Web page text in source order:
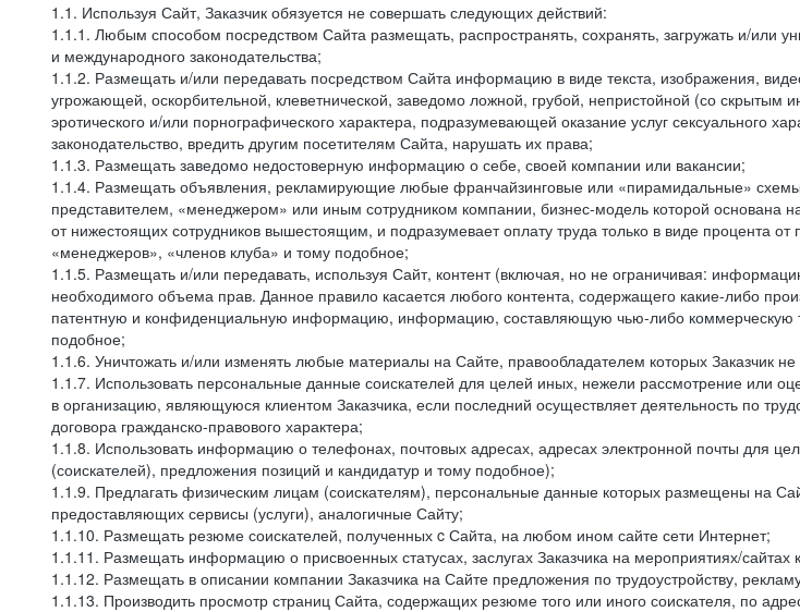
1.1. Используя Сайт, Заказчик обязуется не совершать следующих действий:
1.1.1. Любым способом посредством Сайта размещать, распространять, сохранять, загружать и/или
и международного законодательства;
1.1.2. Размещать и/или передавать посредством Сайта информацию в виде текста, изображения,
угрожающей, оскорбительной, клеветнической, заведомо ложной, грубой, непристойной (со
эротического и/или порнографического характера, подразумевающей оказание услуг
законодательство, вредить другим посетителям Сайта, нарушать их права;
1.1.3. Размещать заведомо недостоверную информацию о себе, своей компании или вакансии;
1.1.4. Размещать объявления, рекламирующие любые франчайзинговые или «пирамидальные»
представителем, «менеджером» или иным сотрудником компании, бизнес-модель которой основана
от нижестоящих сотрудников вышестоящим, и подразумевает оплату труда только в виде процента
«менеджеров», «членов клуба» и тому подобное;
1.1.5. Размещать и/или передавать, используя Сайт, контент (включая, но не ограничивая:
необходимого объема прав. Данное правило касается любого контента, содержащего какие-либо
патентную и конфиденциальную информацию, информацию, составляющую чью-либо коммерческую
подобное;
1.1.6. Уничтожать и/или изменять любые материалы на Сайте, правообладателем которых Заказчик не
1.1.7. Использовать персональные данные соискателей для целей иных, нежели рассмотрение или
в организацию, являющуюся клиентом Заказчика, если последний осуществляет деятельность по
договора гражданско-правового характера;
1.1.8. Использовать информацию о телефонах, почтовых адресах, адресах электронной почты для
(соискателей), предложения позиций и кандидатур и тому подобное);
1.1.9. Предлагать физическим лицам (соискателям), персональные данные которых размещены на
предоставляющих сервисы (услуги), аналогичные Сайту;
1.1.10. Размещать резюме соискателей, полученных c Сайта, на любом ином сайте сети Интернет;
1.1.11. Размещать информацию о присвоенных статусах, заслугах Заказчика на мероприятиях/
1.1.12. Размещать в описании компании Заказчика на Сайте предложения по трудоустройству,
1.1.13. Производить просмотр страниц Сайта, содержащих резюме того или иного соискателя, по